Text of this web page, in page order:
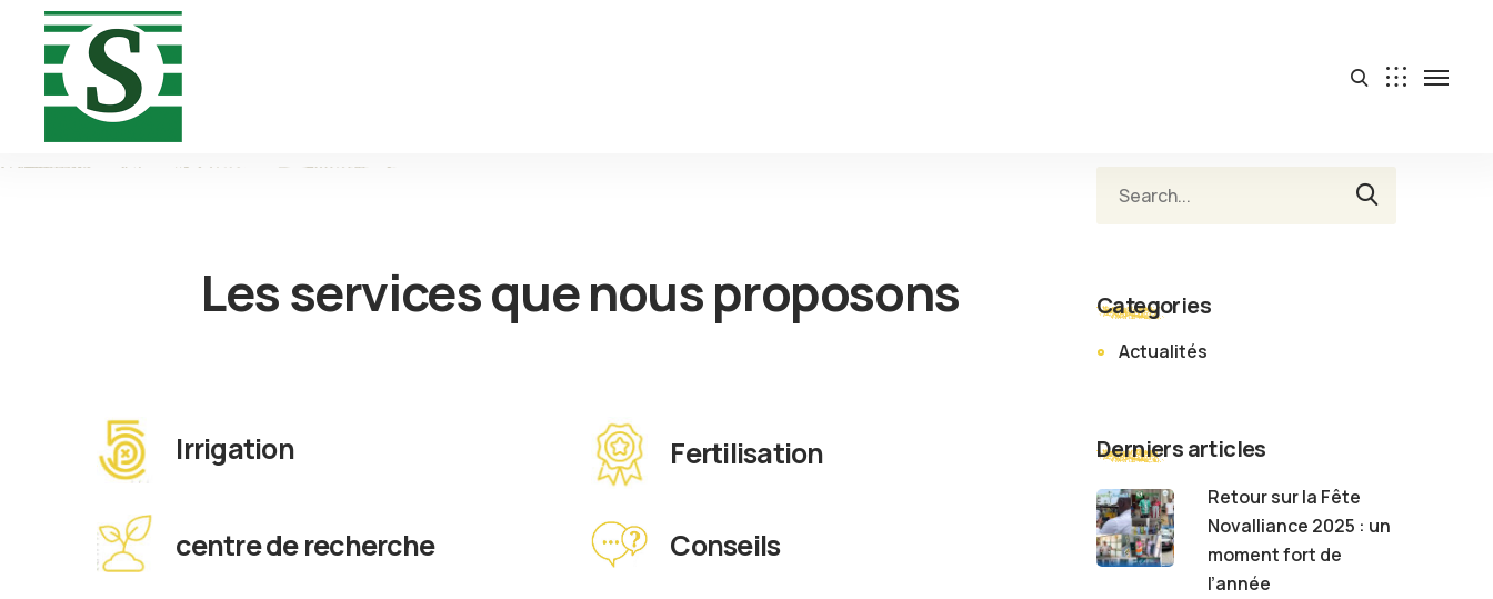
Les services que nous proposons
Irrigation
centre de recherche
Fertilisation
Conseils
Categories
Actualités
Derniers articles
Retour sur la Fête
Novalliance 2025 : un
moment fort de
l’année